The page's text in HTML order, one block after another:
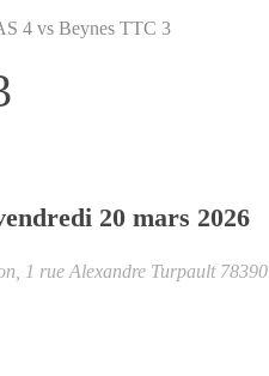
4 vs Beynes TTC 3
20 mars 2026
1 rue Alexandre Turpault 78390